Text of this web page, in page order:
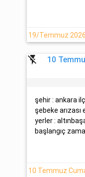
flash_off
10
şehir : ankara
şebeke
yerler :
başlangıç